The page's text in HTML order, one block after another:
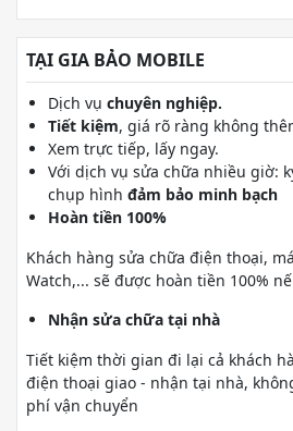
Plus/15 Pro/15 Pro Max
TẠI GIA BẢO MOBILE
Dịch vụ chuyên nghiệp.
Tiết kiệm, giá rõ ràng không
Xem trực tiếp, lấy ngay.
Với dịch vụ sửa chữa nhiều giờ:
chụp hình đảm bảo minh bạch
Hoàn tiền 100%
Khách hàng sửa chữa điện thoại,
Watch,... sẽ được hoàn tiền 100%
Nhận sửa chữa tại nhà
Tiết kiệm thời gian đi lại cả khách
điện thoại giao - nhận tại nhà,
phí vận chuyển